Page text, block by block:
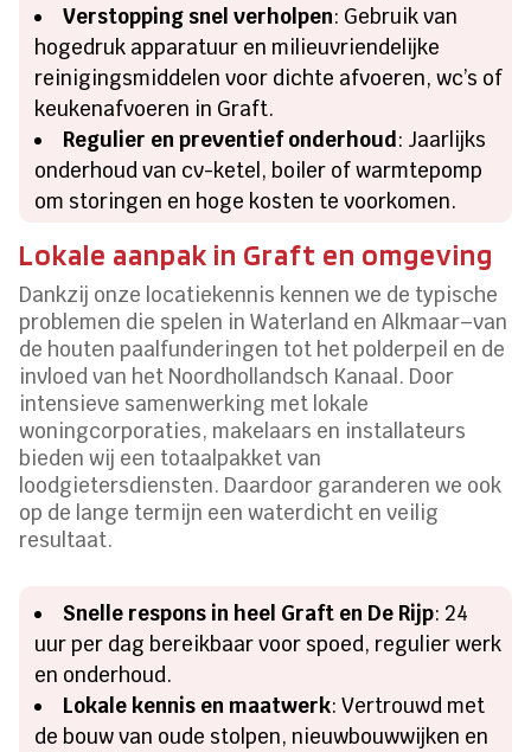
Verstopping snel verholpen: Gebruik van
hogedruk apparatuur en milieuvriendelijke
reinigingsmiddelen voor dichte afvoeren, wc’s of
keukenafvoeren in Graft.​
Regulier en preventief onderhoud: Jaarlijks
onderhoud van cv-ketel, boiler of warmtepomp
om storingen en hoge kosten te voorkomen.​
Lokale aanpak in Graft en omgeving
Dankzij onze locatiekennis kennen we de typische
problemen die spelen in Waterland en Alkmaar–van
de houten paalfunderingen tot het polderpeil en de
invloed van het Noordhollandsch Kanaal.​ Door
intensieve samenwerking met lokale
woningcorporaties, makelaars en installateurs
bieden wij een totaalpakket van
loodgietersdiensten.​ Daardoor garanderen we ook
op de lange termijn een waterdicht en veilig
resultaat.​
Snelle respons in heel Graft en De Rijp: 24
uur per dag bereikbaar voor spoed, regulier werk
en onderhoud.​
Lokale kennis en maatwerk: Vertrouwd met
de bouw van oude stolpen, nieuwbouwwijken en